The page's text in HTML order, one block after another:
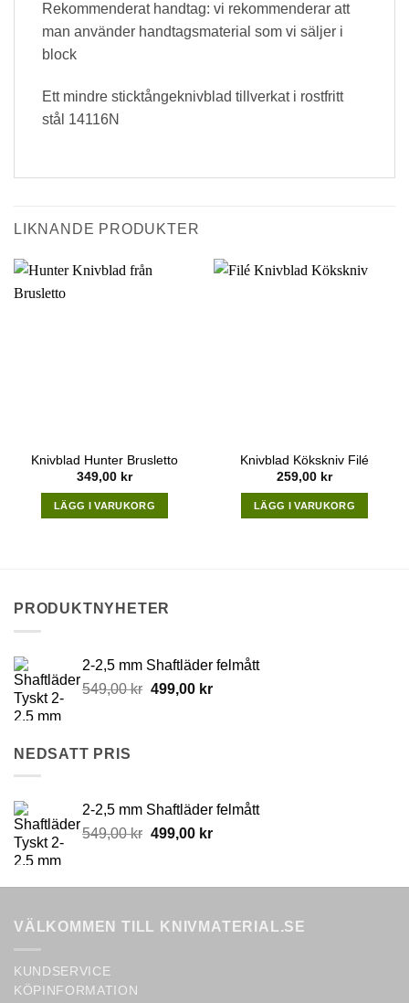
Rekommenderat handtag: vi rekommenderar att
man använder handtagsmaterial som vi säljer i
block
Ett mindre sticktångeknivblad tillverkat i rostfritt
stål 14116N
LIKNANDE PRODUKTER
Knivblad Hunter Brusletto
349,00 kr
LÄGG I VARUKORG
Knivblad Kökskniv Filé
259,00 kr
LÄGG I VARUKORG
PRODUKTNYHETER
2-2,5 mm Shaftläder felmått
549,00kr Original
499,00 krCurrent
NEDSATT PRIS
2-2,5 mm Shaftläder felmått
549,00kr Original
549,00 kr.
499,00 krCurrent
499,00 kr.
VÄLKOMMEN TILL KNIVMATERIAL.SE
KUNDSERVICE
KÖPINFORMATION